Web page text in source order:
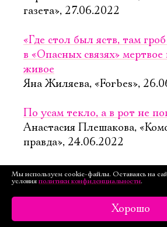
газета», 27.06.2022
«Где стол был яств, там
в «Опасных связях» мертвое
живое
Яна Жиляева, «Forbes»,
По усам текло, а в рот не
Анастасия Плешакова,
правда», 24.06.2022
Полина Кутепова сыграла в
«Опасные связи»
Фоменко»
Инга Бугулова, «Российская
Мы используем cookie-файлы. Оставаясь на
условия политики конфиденциальности.
Хорошо